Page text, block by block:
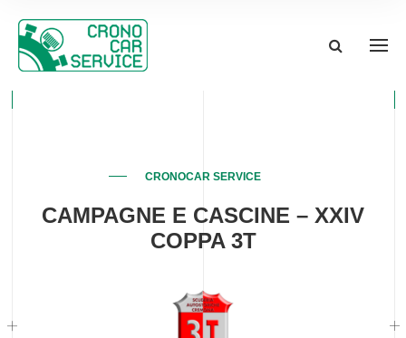
CRONOCAR SERVICE
CAMPAGNE E CASCINE – XXIV
COPPA 3T